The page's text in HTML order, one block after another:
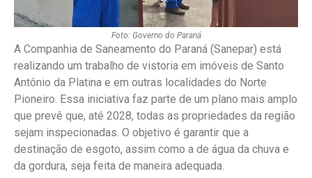
Foto: Governo do Paraná
A Companhia de Saneamento do Paraná (Sanepar) está
realizando um trabalho de vistoria em imóveis de Santo
Antônio da Platina e em outras localidades do Norte
Pioneiro. Essa iniciativa faz parte de um plano mais amplo
que prevê que, até 2028, todas as propriedades da região
sejam inspecionadas. O objetivo é garantir que a
destinação de esgoto, assim como a de água da chuva e
da gordura, seja feita de maneira adequada.